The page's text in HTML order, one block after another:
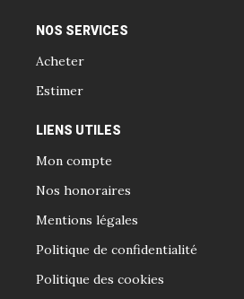
NOS SERVICES
Acheter
Estimer
LIENS UTILES
Mon compte
Nos honoraires
Mentions légales
Politique de confidentialité
Politique des cookies